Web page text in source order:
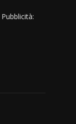
Pubblicità: